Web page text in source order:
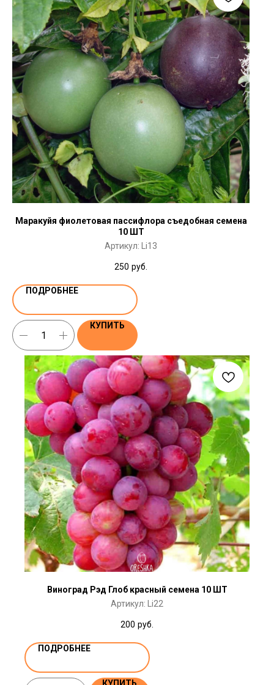
Маракуйя фиолетовая пассифлора съедобная семена
10 ШТ
Артикул: Li13
250 руб.
ПОДРОБНЕЕ
КУПИТЬ
Виноград Рэд Глоб красный семена 10 ШТ
Артикул:
Li22
200 руб.
ПОДРОБНЕЕ